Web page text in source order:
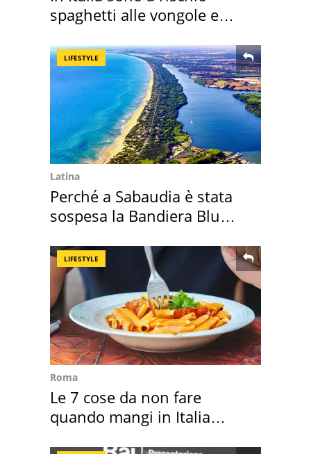
spaghetti alle vongole e
LIFESTYLE
Latina
Perché a Sabaudia è stata
sospesa la Bandiera Blu
LIFESTYLE
Roma
Le 7 cose da non fare
quando mangi in Italia